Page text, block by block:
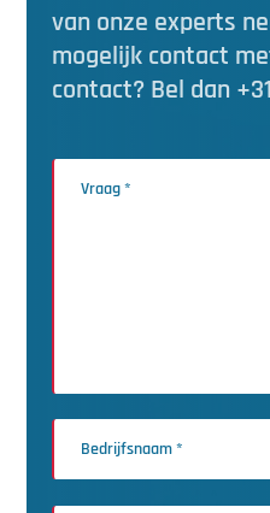
van onze experts
mogelijk contact
contact? Bel dan